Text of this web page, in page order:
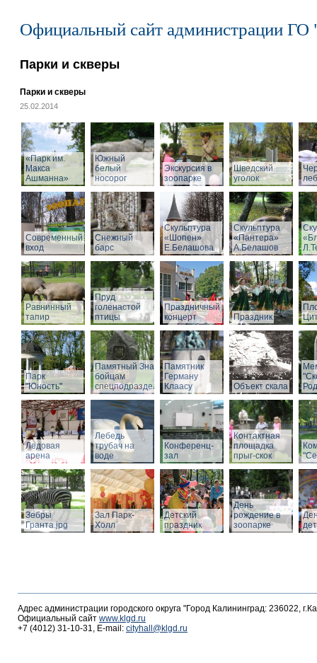
Официальный сайт администрации ГО
Парки и скверы
Парки и скверы
25.02.2014
«Парк им.
Макса
Ашманна»
Южный
белый
носорог
Экскурсия в
зоопарке
Шведский
уголок
Современный
вход
Снежный
барс
Скульптура
«Шопен»
Е.Белашова
Скульптура
«Пантера»
А.Белашов
Равнинный
тапир
Пруд
голенастой
птицы
Праздничный
концерт
Праздник
Парк
"Юность"
Памятный Знак
бойцам
спецподразделений
Памятник
Герману
Клаасу
Объект скала
Ледовая
арена
Лебедь
трубач на
воде
Конференц-
зал
Контактная
площадка
прыг-скок
Зебры
Гранта.jpg
Зал Парк-
Холл
Детский
праздник
День
рождение в
зоопарке
Адрес администрации городского округа "Город Калининград: 236022,
Официальный сайт www.klgd.ru
+7 (4012) 31-10-31, E-mail: cityhall@klgd.ru